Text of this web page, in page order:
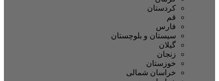
کردستان
سیستان و بلوچستان
خوزستان
خراسان شمالی